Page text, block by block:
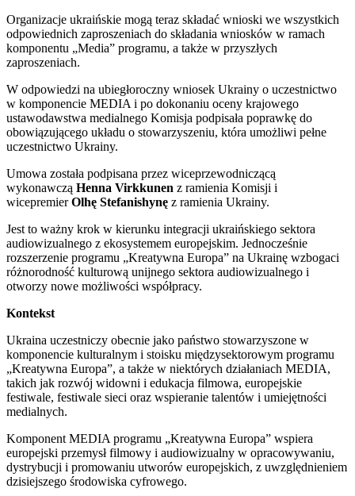
Organizacje ukraińskie mogą teraz składać wnioski we wszystkich
odpowiednich zaproszeniach do składania wniosków w ramach
komponentu „Media” programu, a także w przyszłych
zaproszeniach.
W odpowiedzi na ubiegłoroczny wniosek Ukrainy o uczestnictwo
w komponencie MEDIA i po dokonaniu oceny krajowego
ustawodawstwa medialnego Komisja podpisała poprawkę do
obowiązującego układu o stowarzyszeniu, która umożliwi pełne
uczestnictwo Ukrainy.
Umowa została podpisana przez wiceprzewodniczącą
wykonawczą Henna Virkkunen z ramienia Komisji i
wicepremierOlhę Stefanishynę z ramienia Ukrainy.
Jest to ważny krok w kierunku integracji ukraińskiego sektora
audiowizualnego z ekosystemem europejskim. Jednocześnie
rozszerzenie programu „Kreatywna Europa” na Ukrainę wzbogaci
różnorodność kulturową unijnego sektora audiowizualnego i
otworzy nowe możliwości współpracy.
Kontekst
Ukraina uczestniczy obecnie jako państwo stowarzyszone w
komponencie kulturalnym i stoisku międzysektorowym programu
„Kreatywna Europa”, a także w niektórych działaniach MEDIA,
takich jak rozwój widowni i edukacja filmowa, europejskie
festiwale, festiwale sieci oraz wspieranie talentów i umiejętności
medialnych.
Komponent MEDIA programu „Kreatywna Europa” wspiera
europejski przemysł filmowy i audiowizualny w opracowywaniu,
dystrybucji i promowaniu utworów europejskich, z uwzględnieniem
dzisiejszego środowiska cyfrowego.